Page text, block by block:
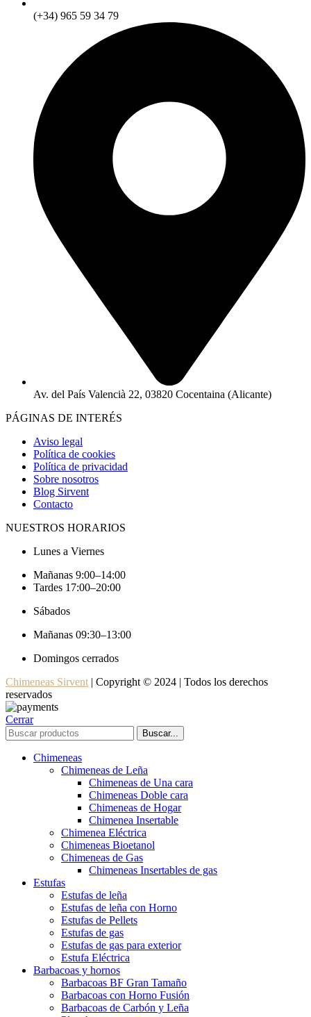
(+34) 965 59 34 79
Av. del País Valencià 22, 03820 Cocentaina (Alicante)
PÁGINAS DE INTERÉS
Aviso legal
Política de cookies
Política de privacidad
Sobre nosotros
Blog Sirvent
Contacto
NUESTROS HORARIOS
Lunes a Viernes
Mañanas 9:00–14:00
Tardes 17:00–20:00
Sábados
Mañanas 09:30–13:00
Domingos cerrados
Chimeneas Sirvent | Copyright © 2024 | Todos los derechos
reservados
Cerrar
Buscar...
Chimeneas
Chimeneas de Leña
Chimeneas de Una cara
Chimeneas Doble cara
Chimeneas de Hogar
Chimenea Insertable
Chimenea Eléctrica
Chimeneas Bioetanol
Chimeneas de Gas
Chimeneas Insertables de gas
Estufas
Estufas de leña
Estufas de leña con Horno
Estufas de Pellets
Estufas de gas
Estufas de gas para exterior
Estufa Eléctrica
Barbacoas y hornos
Barbacoas BF Gran Tamaño
Barbacoas con Horno Fusión
Barbacoas de Carbón y Leña